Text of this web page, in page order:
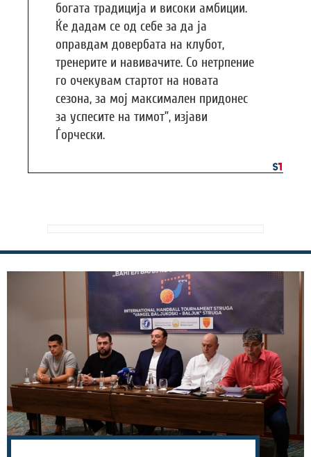
богата традиција и високи амбиции.
Ќе дадам се од себе за да ја
оправдам довербата на клубот,
тренерите и навивачите. Со нетрпение
го очекувам стартот на новата
сезона, за мој максимален придонес
за успесите на тимот”, изјави
Ѓорчески.